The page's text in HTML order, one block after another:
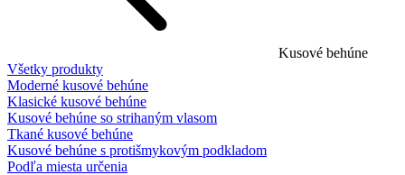
Kusové behúne
Všetky produkty
Moderné kusové behúne
Klasické kusové behúne
Kusové behúne so strihaným vlasom
Tkané kusové behúne
Kusové behúne s protišmykovým podkladom
Podľa miesta určenia